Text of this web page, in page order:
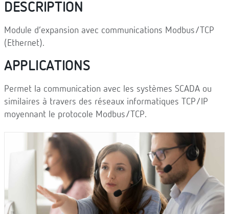
DESCRIPTION
Module d’expansion avec communications Modbus/TCP
(Ethernet).
APPLICATIONS
Permet la communication avec les systèmes SCADA ou
similaires à travers des réseaux informatiques TCP/IP
moyennant le protocole Modbus/TCP.